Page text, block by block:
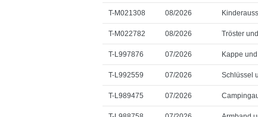
T-M021308 08/2026
T-M022782 08/2026 Tröster
T-L997876 07/2026 Kappe
T-L992559 07/2026 Schlüssel
T-L989475 07/2026